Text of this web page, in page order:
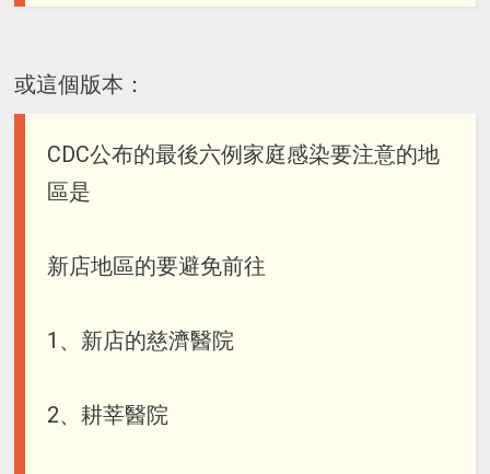
或這個版本：
CDC公布的最後六例家庭感染要注意的地
區是
新店地區的要避免前往
1、新店的慈濟醫院
2、耕莘醫院